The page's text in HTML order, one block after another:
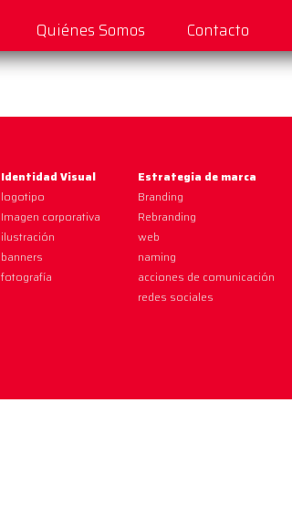
Quiénes Somos Contacto
Identidad Visual
logotipo
Imagen corporativa
ilustración
banners
fotografía
Estrategia de marca
Branding
Rebranding
web
naming
acciones de comunicación
redes sociales